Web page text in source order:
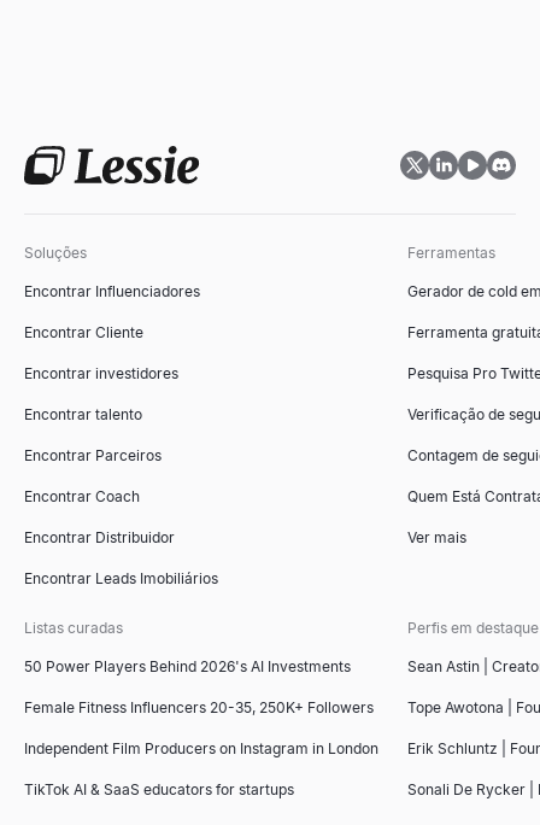
Soluções
Encontrar Influenciadores
Encontrar Cliente
Encontrar investidores
Encontrar talento
Encontrar Parceiros
Encontrar Coach
Encontrar Distribuidor
Encontrar Leads Imobiliários
Ferramentas
Gerador de cold
Ferramenta
Pesquisa Pro
Verificação de
Contagem de
Quem Está
Ver mais
Listas curadas
50 Power Players Behind 2026's AI Investments
Female Fitness Influencers 20-35, 250K+ Followers
Independent Film Producers on Instagram in London
TikTok AI & SaaS educators for startups
Perfis em destaque
Sean Astin |
Tope Awotona |
Erik Schluntz |
Sonali De Rycker |